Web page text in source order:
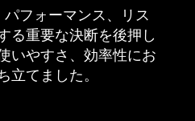
フォーマンス、リス
る重要な決断を後押し
いやすさ、効率性にお
立てました。